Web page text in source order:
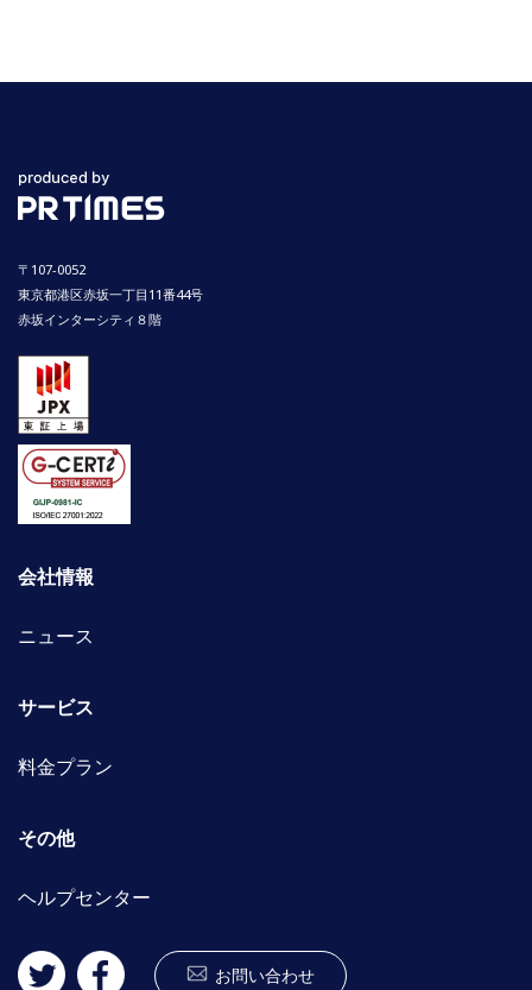
〒107-0052
東京都港区赤坂一丁目11番44号
赤坂インターシティ８階
会社情報
ニュース
サービス
料金プラン
その他
ヘルプセンター
お問い合わせ